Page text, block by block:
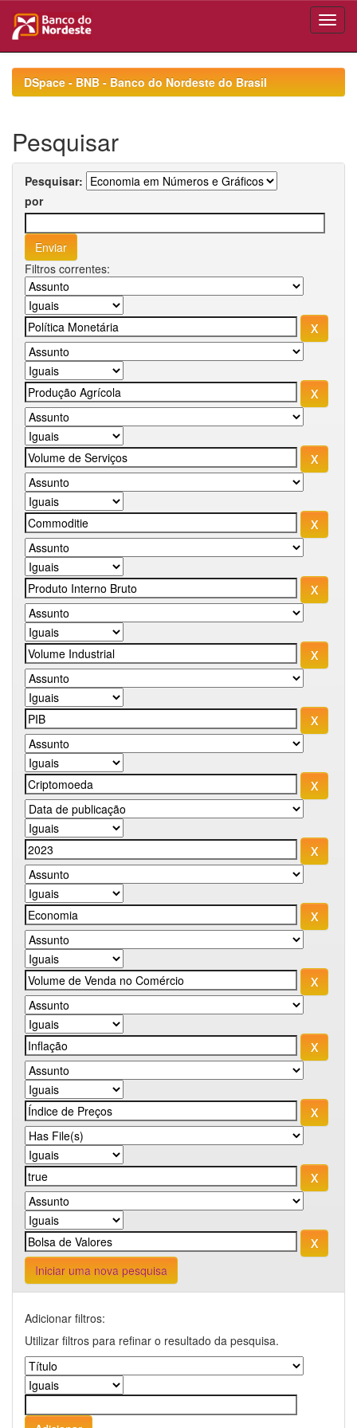
navigationDSpace - BNB - Banco do Nordeste do Brasil
Pesquisar
Pesquisar:
por
Filtros correntes:
Iniciar uma nova pesquisa
Adicionar filtros:
Utilizar filtros para refinar o resultado da pesquisa.